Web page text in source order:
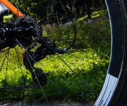
się w rankingach
ogólnej aktywności